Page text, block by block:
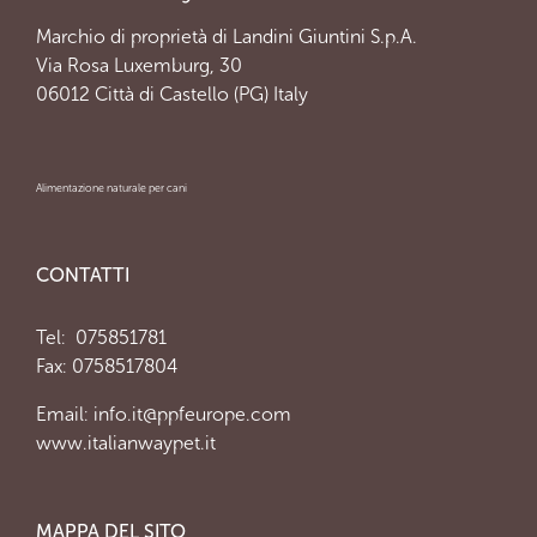
Marchio di proprietà di Landini Giuntini S.p.A.
Via Rosa Luxemburg, 30
06012 Città di Castello (PG) Italy
Alimentazione naturale per cani
CONTATTI
Tel: 075851781
Fax: 0758517804
Email: info.it@ppfeurope.com
www.italianwaypet.it
MAPPA DEL SITO